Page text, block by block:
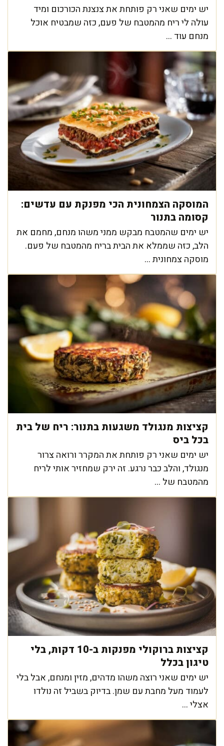
יש ימים שאני רק פותחת את צנצנת הכורכום ומיד
עולה לי ריח מהמטבח של פעם, כזה שמבטיח אוכל
מנחם עוד ...
המוסקה הצמחונית הכי מפנקת עם עדשים:
קסומה בתנור
יש ימים שהמטבח מבקש ממני משהו מנחם, מחמם את
הלב, כזה שממלא את הבית בריח מהמטבח של פעם.
מוסקה צמחונית ...
קציצות מנגולד משגעות בתנור: ריח של בית
בכל ביס
יש ימים שאני רק פותחת את המקרר ורואה צרור
מנגולד, והלב כבר נרגע. זה ירק שמחזיר אותי לריח
מהמטבח של ...
קציצות ברוקולי מפנקות ב-10 דקות, בלי
טיגון בכלל
יש ימים שאני רוצה משהו מדהים, מזין ומנחם, אבל בלי
לעמוד מעל מחבת עם שמן. בדיוק בשביל זה נולדו
אצלי ...